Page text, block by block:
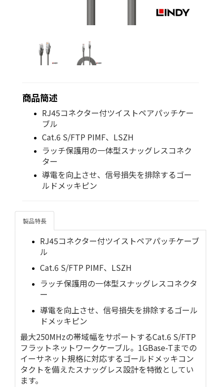
商品簡述
RJ45コネクター付ツイストペアパッチケー
ブル
Cat.6 S/FTP PIMF、LSZH
ラッチ保護用の一体型スナッグレスコネク
ター
導電を向上させ、信号損失を排除するゴー
ルドメッキピン
製品特長
RJ45コネクター付ツイストペアパッチケーブ
ル
Cat.6 S/FTP PIMF、LSZH
ラッチ保護用の一体型スナッグレスコネクタ
ー
導電を向上させ、信号損失を排除するゴール
ドメッキピン
最大250MHzの帯域幅をサポートするCat.6 S/FTP
フラットネットワークケーブル。1GBase-Tまでの
イーサネット規格に対応するゴールドメッキコン
タクトを備えたスナッグレス設計を特徴としてい
ます。